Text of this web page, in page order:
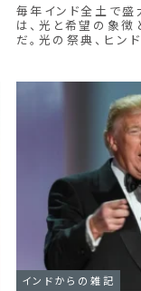
毎年インド全土で
は、光と希望の象徴
だ。光の祭典、ヒン
インドからの雑記